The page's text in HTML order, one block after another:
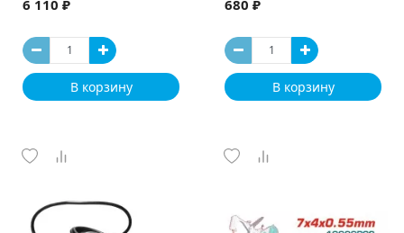
6 110 ₽
В корзину
680 ₽
В корзину